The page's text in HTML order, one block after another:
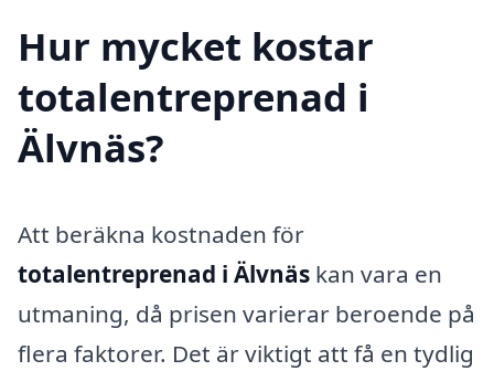
Hur mycket kostar
totalentreprenad i
Älvnäs?
Att beräkna kostnaden för
totalentreprenad i Älvnäs kan vara en
utmaning, då prisen varierar beroende på
flera faktorer. Det är viktigt att få en tydlig